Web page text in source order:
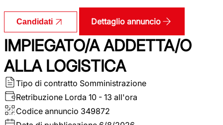
Candidati Dettaglio annuncio
IMPIEGATO/A ADDETTA/O
ALLA LOGISTICA
Tipo di contratto Somministrazione
Retribuzione Lorda 10 - 13 all'ora
Codice annuncio 349872